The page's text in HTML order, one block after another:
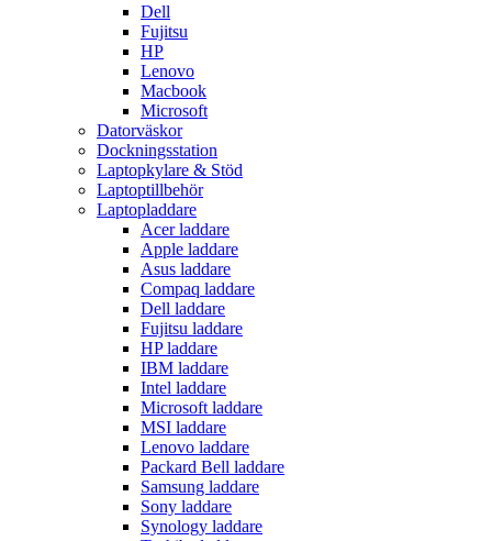
Dell
Fujitsu
HP
Lenovo
Macbook
Microsoft
Datorväskor
Dockningsstation
Laptopkylare & Stöd
Laptoptillbehör
Laptopladdare
Acer laddare
Apple laddare
Asus laddare
Compaq laddare
Dell laddare
Fujitsu laddare
HP laddare
IBM laddare
Intel laddare
Microsoft laddare
MSI laddare
Lenovo laddare
Packard Bell laddare
Samsung laddare
Sony laddare
Synology laddare